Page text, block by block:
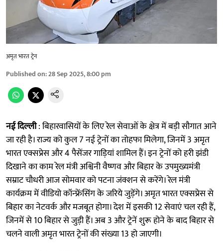
अमृत भारत ट्रेन
Published on:28 Sep 2025, 8:00 pm
नई दिल्ली: बिहारवासियों के लिए रेल सेवाओं के क्षेत्र में बड़ी सौगात आने
जा रही है। राज्य को कुल 7 नई ट्रेनों का तोहफा मिलेगा, जिनमें 3 अमृत
भारत एक्सप्रेस और 4 पैसेंजर गाड़ियां शामिल हैं। इन ट्रेनों को हरी झंडी
दिखाने का काम रेल मंत्री अश्विनी वैष्णव और बिहार के उपमुख्यमंत्री
सम्राट चौधरी आज सोमवार को पटना जंक्शन से करेंगे। रेल मंत्री
कार्यक्रम में वीडियो कॉन्फ्रेंसिंग के जरिये जुड़ेंगे। अमृत भारत एक्सप्रेस से
बिहार का नेटवर्क और मजबूत होगा। देश में इसकी 12 सेवाएं चल रही हैं,
जिनमें से 10 बिहार से जुड़ी हैं। अब 3 और ट्रेनें शुरू होने के बाद बिहार से
चलने वाली अमृत भारत ट्रेनों की संख्या 13 हो जाएगी।